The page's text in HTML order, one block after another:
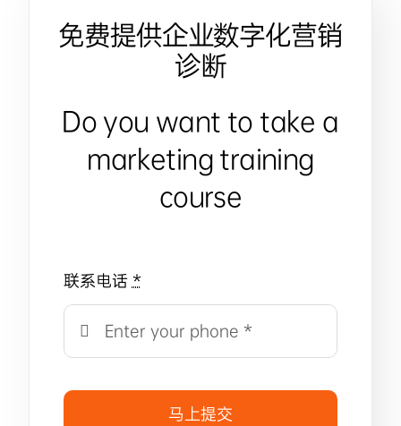
免费提供企业数字化营销
诊断
Do you want to take a
marketing training
course
联系电话*
马上提交